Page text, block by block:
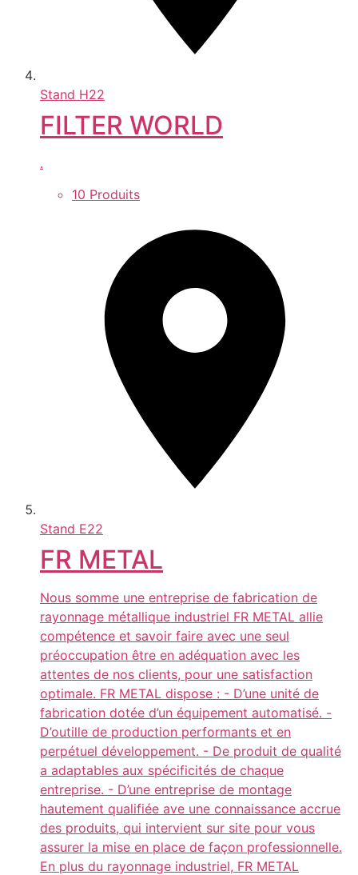
Stand H22
FILTER WORLD
.
10 Produits
Stand E22
FR METAL
Nous somme une entreprise de fabrication de
rayonnage métallique industriel FR METAL allie
compétence et savoir faire avec une seul
préoccupation être en adéquation avec les
attentes de nos clients, pour une satisfaction
optimale. FR METAL dispose : - D’une unité de
fabrication dotée d’un équipement automatisé. -
D’outille de production performants et en
perpétuel développement. - De produit de qualité
a adaptables aux spécificités de chaque
entreprise. - D’une entreprise de montage
hautement qualifiée ave une connaissance accrue
des produits, qui intervient sur site pour vous
assurer la mise en place de façon professionnelle.
En plus du rayonnage industriel, FR METAL